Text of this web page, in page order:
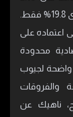
Forex، إذ لم يحصد هذا الوسيط سوى 19.8% فقط.
اعتماده على
محدودة
واضحة لجيوب
والفروقات
ناهيك عن